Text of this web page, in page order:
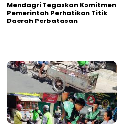
Mendagri Tegaskan Komitmen
Pemerintah Perhatikan Titik
Daerah Perbatasan